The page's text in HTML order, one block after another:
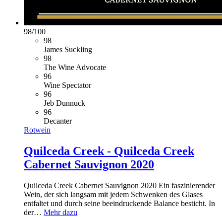
98/100
98
James Suckling
98
The Wine Advocate
96
Wine Spectator
96
Jeb Dunnuck
96
Decanter
Rotwein
Quilceda Creek - Quilceda Creek
Cabernet Sauvignon 2020
Quilceda Creek Cabernet Sauvignon 2020 Ein faszinierender
Wein, der sich langsam mit jedem Schwenken des Glases
entfaltet und durch seine beeindruckende Balance besticht. In
der… Mehr dazu